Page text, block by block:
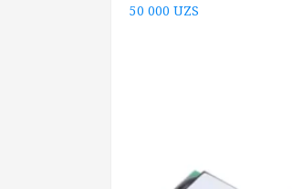
50 000 UZS